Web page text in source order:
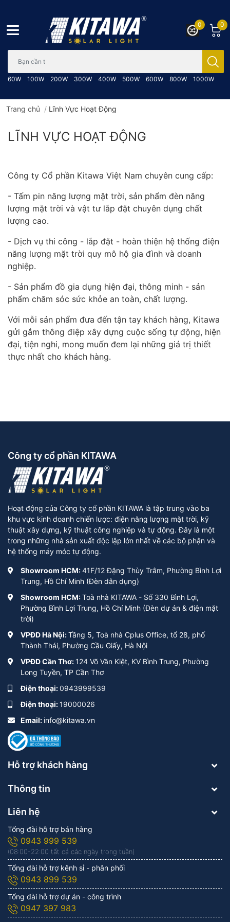
60W 100W 200W 300W 400W 500W 600W 800W 1000W
0
0
Trang chủ / Lĩnh Vực Hoạt Động
LĨNH VỰC HOẠT ĐỘNG
Công ty Cổ phần Kitawa Việt Nam chuyên cung cấp:
- Tấm pin năng lượng mặt trời, sản phẩm đèn năng
lượng mặt trời và vật tư lắp đặt chuyên dụng chất
lượng cao.
- Dịch vụ thi công - lắp đặt - hoàn thiện hệ thống điện
năng lượng mặt trời quy mô hộ gia đình và doanh
nghiệp.
- Sản phẩm đồ gia dụng hiện đại, thông minh - sản
phẩm chăm sóc sức khỏe an toàn, chất lượng.
Với mỗi sản phẩm đưa đến tận tay khách hàng, Kitawa
gửi gắm thông điệp xây dựng cuộc sống tự động, hiện
đại, tiện nghi, mong muốn đem lại những giá trị thiết
thực nhất cho khách hàng.
Công ty cổ phần KITAWA
Hoạt động của Công ty cổ phần KITAWA là tập trung vào ba
khu vực kinh doanh chiến lược: điện năng lượng mặt trời, kỹ
thuật xây dựng, kỹ thuật công nghiệp và tự động. Đây là một
trong những nhà sản xuất độc lập lớn nhất về các bộ phận và
hệ thống máy móc tự động.
Showroom HCM:41F/12 Đặng Thùy Trâm, Phường Bình Lợi
Trung, Hồ Chí Minh (Đèn dân dụng)
Showroom HCM:Toà nhà KITAWA - Số 330 Bình Lợi,
Phường Bình Lợi Trung, Hồ Chí Minh (Đèn dự án & điện mặt
trời)
VPĐD Hà Nội:Tầng 5, Toà nhà Cplus Office, tổ 28, phố
Thành Thái, Phường Cầu Giấy, Hà Nội
VPĐD Cần Thơ:124 Võ Văn Kiệt, KV Bình Trung, Phường
Long Tuyền, TP Cần Thơ
Điện thoại:0943999539
Điện thoại:19000026
Email: info@kitawa.vn
Hỗ trợ khách hàng
Thông tin
Liên hệ
Tổng đài hỗ trợ bán hàng
0943 999 539
(08:00-22:00 tất cả các ngày trong tuần)
Tổng đài hỗ trợ kênh sỉ - phân phối
0943 899 539
Tổng đài hỗ trợ dự án - công trình
0947 397 983